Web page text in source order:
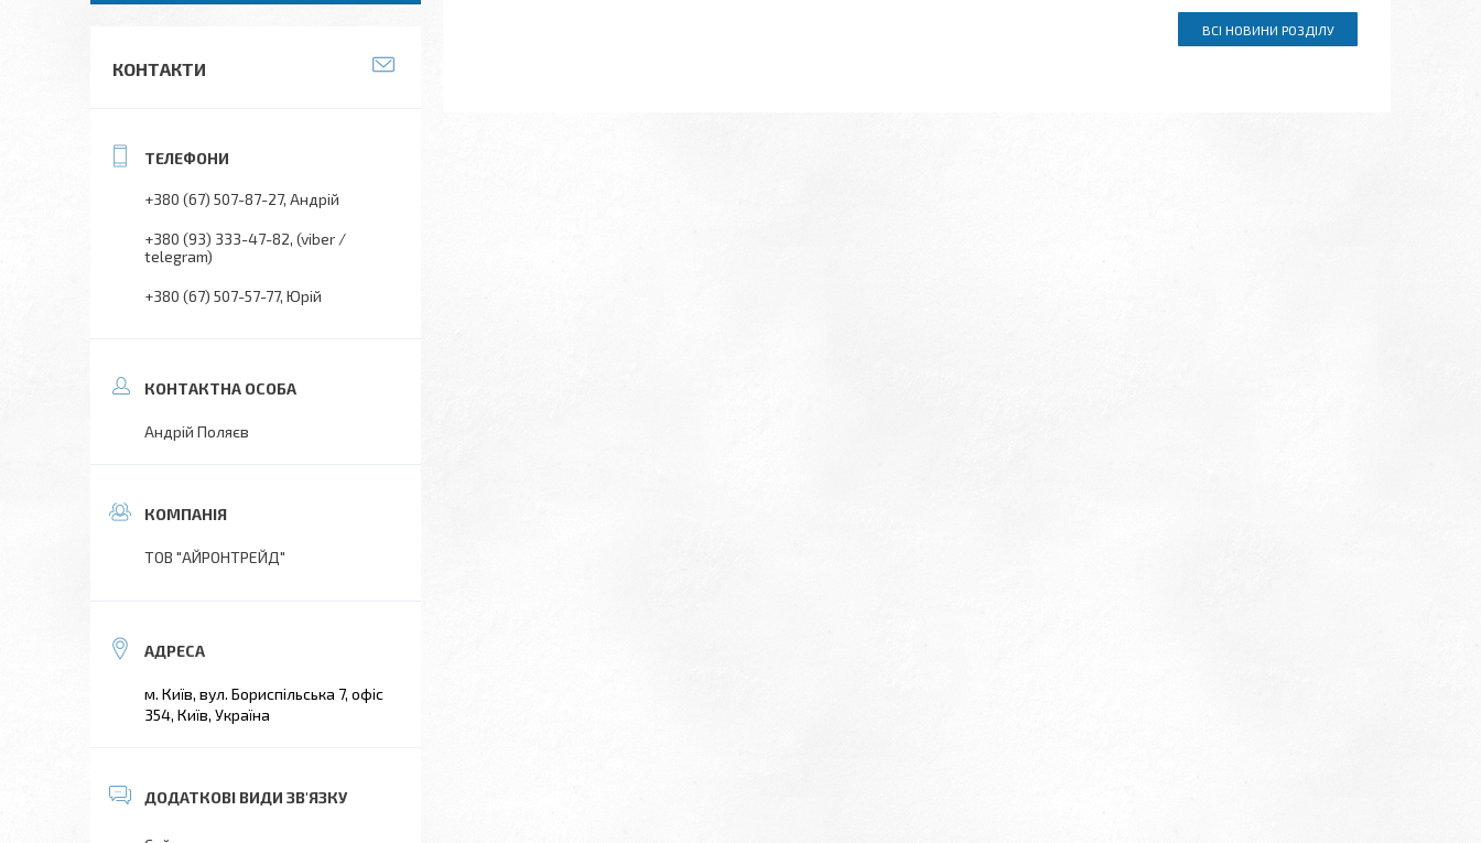
ВСІ НОВИНИ РОЗДІЛУ
КОНТАКТИ
+380 (67) 507-87-27 Андрій
+380 (93) 333-47-82 (viber /
telegram)
+380 (67) 507-57-77 Юрій
Андрій Поляєв
ТОВ "АЙРОНТРЕЙД"
м. Київ, вул. Бориспільська 7, офіс
354, Київ, Україна